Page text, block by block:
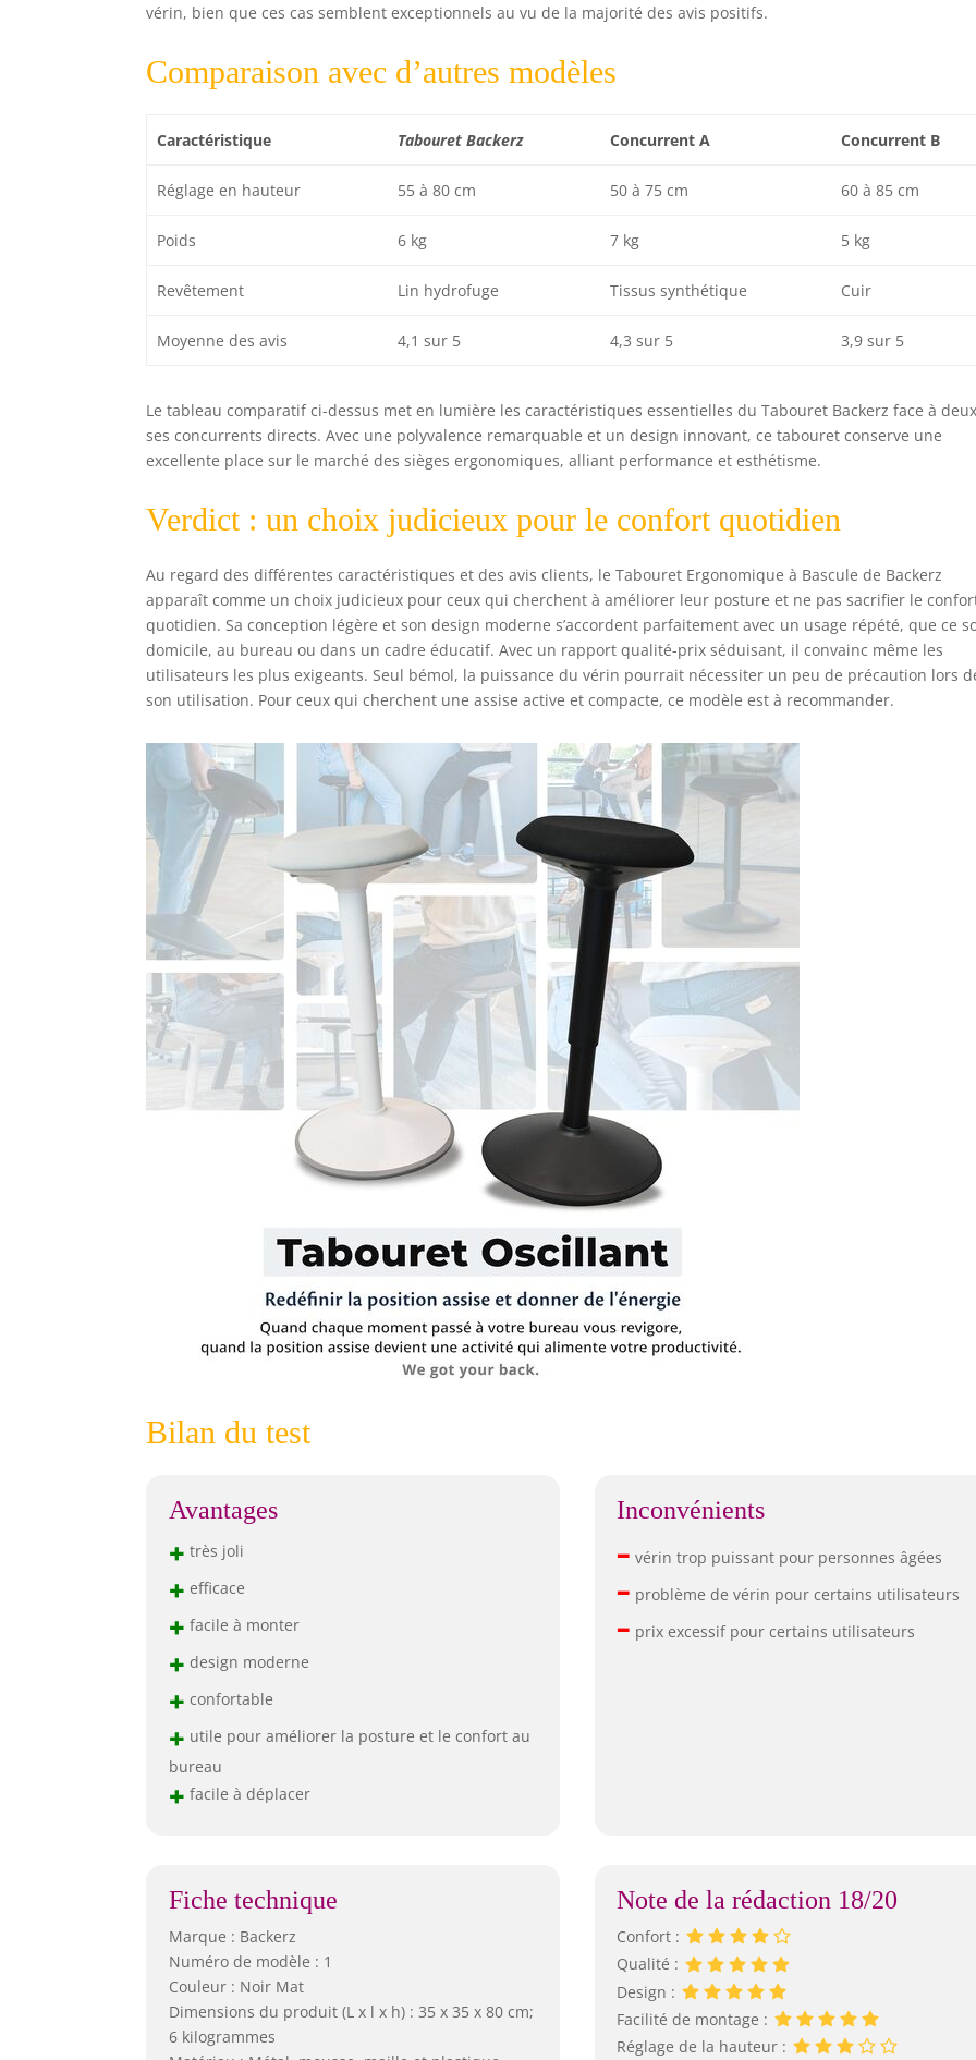
vérin, bien que ces cas semblent exceptionnels au vu de la majorité des avis positifs.
Comparaison avec d’autres modèles
Caractéristique Tabouret Backerz Concurrent A Concurrent B
Réglage en hauteur 55 à 80 cm 50 à 75 cm 60 à 85 cm
Poids 6 kg 7 kg 5 kg
Revêtement Lin hydrofuge Tissus synthétique Cuir
Moyenne des avis 4,1 sur 5 4,3 sur 5 3,9 sur 5
Le tableau comparatif ci-dessus met en lumière les caractéristiques essentielles du Tabouret Backerz face à
ses concurrents directs. Avec une polyvalence remarquable et un design innovant, ce tabouret conserve une
excellente place sur le marché des sièges ergonomiques, alliant performance et esthétisme.
Verdict : un choix judicieux pour le confort quotidien
Au regard des différentes caractéristiques et des avis clients, le Tabouret Ergonomique à Bascule de Backerz
apparaît comme un choix judicieux pour ceux qui cherchent à améliorer leur posture et ne pas sacrifier le
quotidien. Sa conception légère et son design moderne s’accordent parfaitement avec un usage répété, que ce
domicile, au bureau ou dans un cadre éducatif. Avec un rapport qualité-prix séduisant, il convainc même les
utilisateurs les plus exigeants. Seul bémol, la puissance du vérin pourrait nécessiter un peu de précaution lors
son utilisation. Pour ceux qui cherchent une assise active et compacte, ce modèle est à recommander.
Bilan du test
Avantages
+ très joli
+ efficace
+ facile à monter
+ design moderne
+ confortable
+ utile pour améliorer la posture et le confort au
bureau
+ facile à déplacer
Inconvénients
– vérin trop puissant pour personnes âgées
– problème de vérin pour certains utilisateurs
– prix excessif pour certains utilisateurs
Fiche technique
Marque : Backerz
Numéro de modèle : 1
Couleur : Noir Mat
Dimensions du produit (L x l x h) : 35 x 35 x 80 cm;
6 kilogrammes
Note de la rédaction 18/20
Confort :
Qualité :
Design :
Facilité de montage :
Réglage de la hauteur :